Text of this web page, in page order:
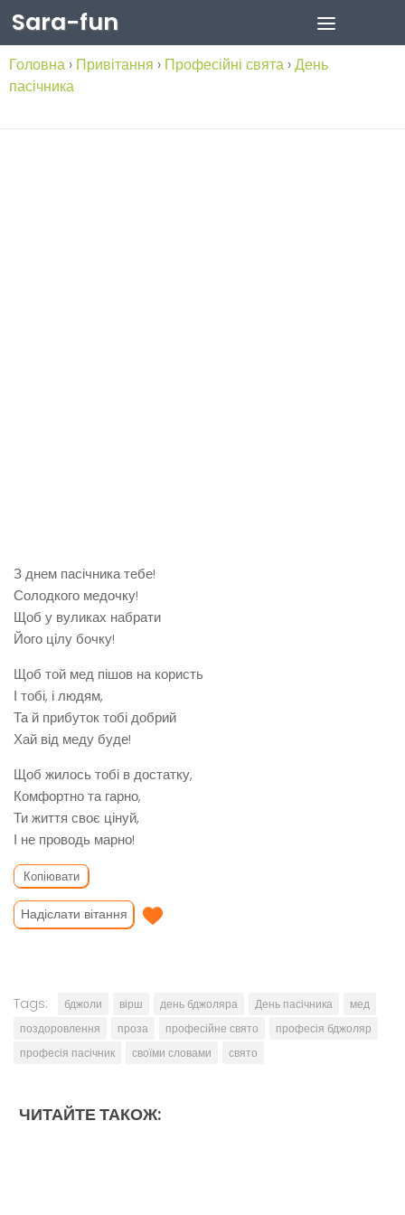
Skip to content
Sara-fun
Головна › Привітання › Професійні свята ›День
пасічника
З днем пасічника тебе!
Солодкого медочку!
Щоб у вуликах набрати
Його цілу бочку!
Щоб той мед пішов на користь
І тобі, і людям,
Та й прибуток тобі добрий
Хай від меду буде!
Щоб жилось тобі в достатку,
Комфортно та гарно,
Ти життя своє цінуй,
І не проводь марно!
Копіювати
Надіслати вітання
Tags: бджоли вірш день бджоляра День пасічника
мед
поздоровлення
проза професійне свято
професія бджоляр
професія пасічник
своїми словами свято
ЧИТАЙТЕ ТАКОЖ: